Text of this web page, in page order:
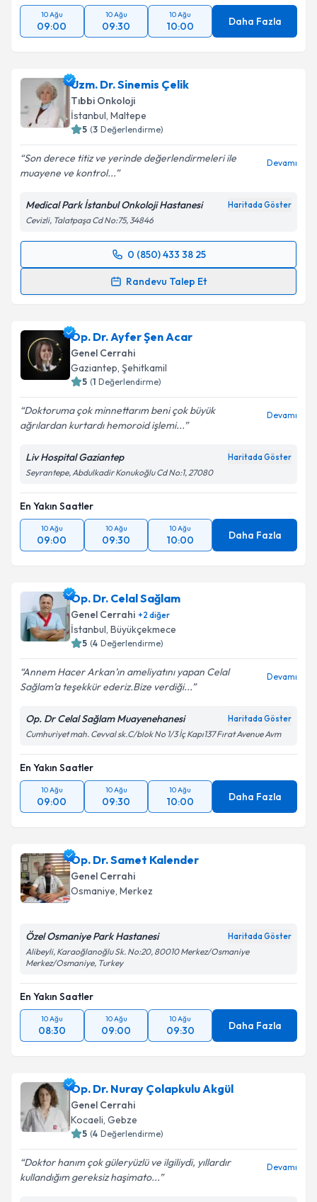
Takvim Talebini Gönder
10 Ağu
09:00
10 Ağu
09:30
10 Ağu
10:00 Daha Fazla
Uzm. Dr. Sinemis Çelik
Tıbbi Onkoloji
İstanbul, Maltepe
5 (3 Değerlendirme)
Son derece titiz ve yerinde değerlendirmeleri ile
muayene ve kontrol...
Devamı
Medical Park İstanbul Onkoloji Hastanesi Haritada Göster
Cevizli, Talatpaşa Cd No:75, 34846
0 (850) 433 38 25
Randevu Talep Et
Randevu Takvimi Talebi
takvim hazırlandığında e-posta ile bilgilendireceğiz.
E-posta Adresiniz
Kişisel verilerimin işlenmesine ilişkin
kapsamda işlenmesini kabul ediyorum.
Op. Dr. Ayfer Şen Acar
Genel Cerrahi
Gaziantep, Şehitkamil
5 (1 Değerlendirme)
Doktoruma çok minnettarım beni çok büyük
ağrılardan kurtardı hemoroid işlemi...
Devamı
Liv Hospital Gaziantep Haritada Göster
Seyrantepe, Abdulkadir Konukoğlu Cd No:1, 27080
En Yakın Saatler
10 Ağu
09:00
10 Ağu
09:30
10 Ağu
10:00 Daha Fazla
Op. Dr. Celal Sağlam
Genel Cerrahi +2 diğer
İstanbul, Büyükçekmece
5 (4 Değerlendirme)
Annem Hacer Arkan’ın ameliyatını yapan Celal
Sağlam’a teşekkür ederiz.Bize verdiği...
Devamı
Op. Dr Celal Sağlam Muayenehanesi Haritada Göster
Cumhuriyet mah. Cevval sk.C/blok No 1/3 İç Kapı137 Fırat Avenue Avm
En Yakın Saatler
10 Ağu
09:00
10 Ağu
09:30
10 Ağu
10:00 Daha Fazla
Op. Dr. Samet Kalender
Genel Cerrahi
Osmaniye, Merkez
Özel Osmaniye Park Hastanesi Haritada Göster
Alibeyli, Karaoğlanoğlu Sk. No:20, 80010 Merkez/Osmaniye
Merkez/Osmaniye, Turkey
En Yakın Saatler
10 Ağu
08:30
10 Ağu
09:00
10 Ağu
09:30 Daha Fazla
Op. Dr. Nuray Çolapkulu Akgül
Genel Cerrahi
Kocaeli, Gebze
5 (4 Değerlendirme)
Doktor hanım çok güleryüzlü ve ilgiliydi, yıllardır
kullandığım gereksiz haşimato...
Devamı